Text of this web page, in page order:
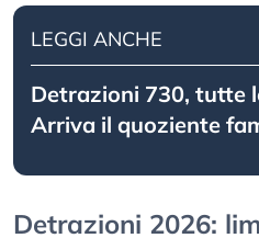
LEGGI ANCHE
Detrazioni 730, tutte
Arriva il quoziente
Detrazioni 2026: